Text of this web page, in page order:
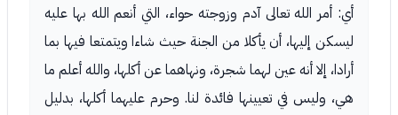
أي: أمر الله تعالى آدم وزوجته حواء، التي أنعم الله بها عليه
ليسكن إليها، أن يأكلا من الجنة حيث شاءا ويتمتعا فيها بما
أرادا، إلا أنه عين لهما شجرة، ونهاهما عن أكلها، والله أعلم ما
هي، وليس في تعيينها فائدة لنا. وحرم عليهما أكلها، بدليل